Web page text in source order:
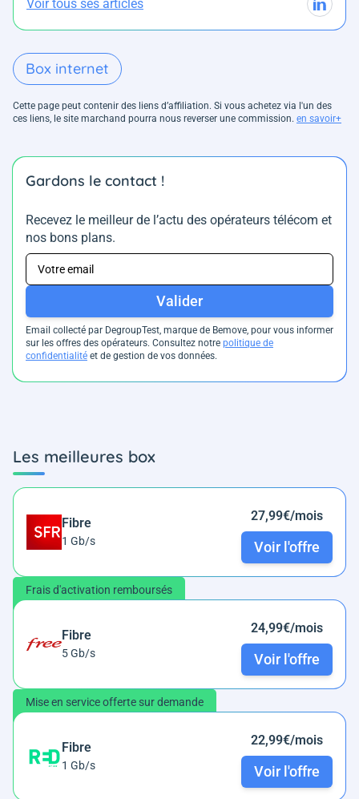
Voir tous ses articles
Box internet
Cette page peut contenir des liens d’affiliation. Si vous achetez via l'un des
ces liens, le site marchand pourra nous reverser une commission. en savoir+
Gardons le contact !
Recevez le meilleur de l’actu des opérateurs télécom et
nos bons plans.
Valider
Email collecté par DegroupTest, marque de Bemove, pour vous informer
sur les offres des opérateurs. Consultez notre politique de
confidentialité et de gestion de vos données.
Les meilleures box
Fibre
1 Gb/s
27,99€/mois
Voir l'offre
Frais d'activation remboursés
Fibre
5 Gb/s
24,99€/mois
Voir l'offre
Mise en service offerte sur demande
Fibre
1 Gb/s
22,99€/mois
Voir l'offre